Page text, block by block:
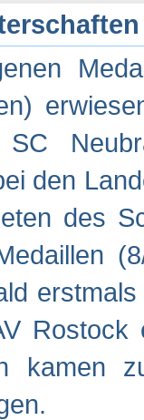
den
des
Rostock
kamen